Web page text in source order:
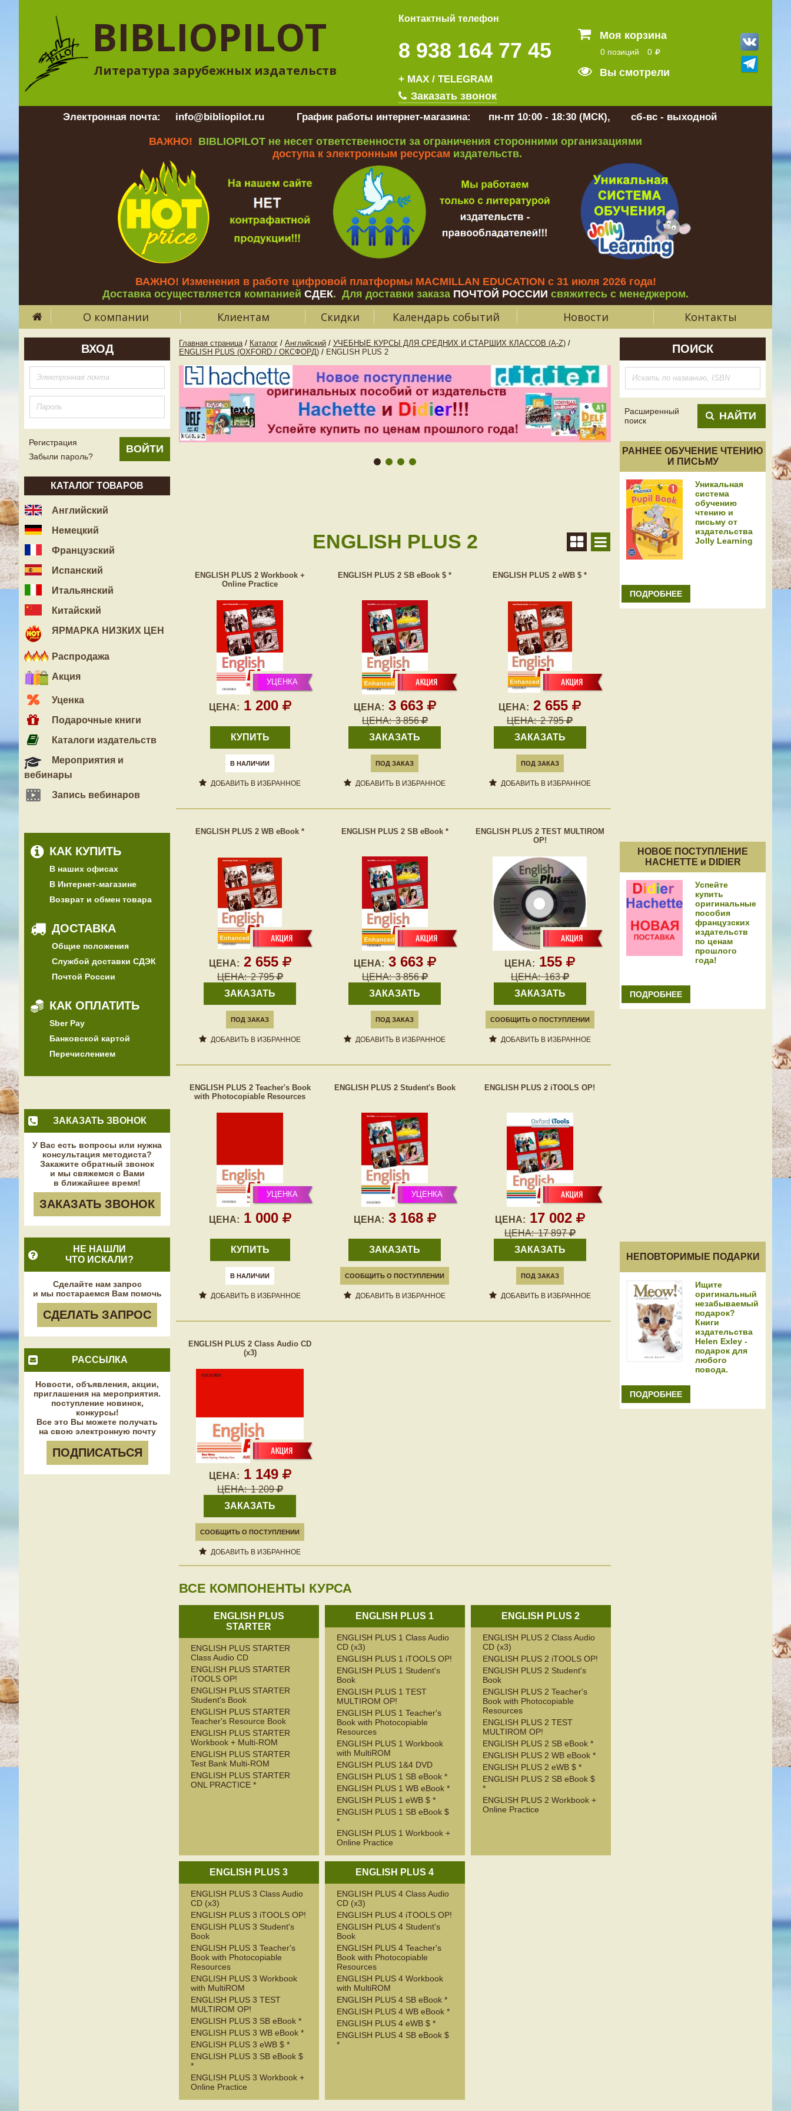
BIBLIOPILOT
Литература зарубежных издательств
Контактный телефон
8 938 164 77 45
+ MAX / TELEGRAM
Заказать звонок
Моя корзина
0 позиций 0
Вы смотрели
Электронная почта: info@bibliopilot.ru График работы интернет-магазина: пн-пт 10:00 - 18:30 (МСК), сб-вс - выходной
ВАЖНО! BIBLIOPILOT не несет ответственности за ограничения сторонними организациями
доступа к электронным ресурсам издательств.
ВАЖНО! Изменения в работе цифровой платформы MACMILLAN EDUCATION с 31 июля 2026 года!
Доставка осуществляется компанией СДЕК. Для доставки заказа ПОЧТОЙ РОССИИ свяжитесь с менеджером.
О компании Клиентам Скидки Календарь событий Новости Контакты
ВХОД
Регистрация
Забыли пароль?
КАТАЛОГ ТОВАРОВ
Английский
Немецкий
Французский
Испанский
Итальянский
Китайский
ЯРМАРКА НИЗКИХ ЦЕН
Распродажа
Акция
Уценка
Подарочные книги
Каталоги издательств
Мероприятия и
вебинары
Запись вебинаров
КАК КУПИТЬ
В наших офисах
В Интернет-магазине
Возврат и обмен товара
ДОСТАВКА
Общие положения
Службой доставки СДЭК
Почтой России
КАК ОПЛАТИТЬ
Sber Pay
Банковской картой
Перечислением
ЗАКАЗАТЬ ЗВОНОК
У Вас есть вопросы или нужна
консультация методиста?
Закажите обратный звонок
и мы свяжемся с Вами
в ближайшее время!
ЗАКАЗАТЬ ЗВОНОК
НЕ НАШЛИ
ЧТО ИСКАЛИ?
Сделайте нам запрос
и мы постараемся Вам помочь
СДЕЛАТЬ ЗАПРОС
РАССЫЛКА
Новости, объявления, акции,
приглашения на мероприятия.
поступление новинок,
конкурсы!
Все это Вы можете получать
на свою электронную почту
ПОДПИСАТЬСЯ
Главная страница / Каталог / Английский / УЧЕБНЫЕ КУРСЫ ДЛЯ СРЕДНИХ И СТАРШИХ КЛАССОВ (A-Z) /
ENGLISH PLUS (OXFORD / ОКСФОРД) / ENGLISH PLUS 2
ENGLISH PLUS 2
ENGLISH PLUS 2 Workbook +
Online Practice
УЦЕНКА
ЦЕНА: 1 200
КУПИТЬ
В НАЛИЧИИ
ДОБАВИТЬ В ИЗБРАННОЕ
ENGLISH PLUS 2 SB eBook $ *
ЦЕНА: 3 663
ЦЕНА: 3 856
ЗАКАЗАТЬ
ПОД ЗАКАЗ
ДОБАВИТЬ В ИЗБРАННОЕ
ENGLISH PLUS 2 eWB $ *
ЦЕНА: 2 655
ЦЕНА: 2 795
ЗАКАЗАТЬ
ПОД ЗАКАЗ
ДОБАВИТЬ В ИЗБРАННОЕ
ENGLISH PLUS 2 WB eBook *
ЦЕНА: 2 655
ЦЕНА: 2 795
ЗАКАЗАТЬ
ПОД ЗАКАЗ
ДОБАВИТЬ В ИЗБРАННОЕ
ENGLISH PLUS 2 SB eBook *
ЦЕНА: 3 663
ЦЕНА: 3 856
ЗАКАЗАТЬ
ПОД ЗАКАЗ
ДОБАВИТЬ В ИЗБРАННОЕ
ENGLISH PLUS 2 TEST MULTIROM
OP!
ЦЕНА: 155
ЦЕНА: 163
ЗАКАЗАТЬ
СООБЩИТЬ О ПОСТУПЛЕНИИ
ДОБАВИТЬ В ИЗБРАННОЕ
ENGLISH PLUS 2 Teacher's Book
with Photocopiable Resources
УЦЕНКА
ЦЕНА: 1 000
КУПИТЬ
В НАЛИЧИИ
ДОБАВИТЬ В ИЗБРАННОЕ
ENGLISH PLUS 2 Student's Book
УЦЕНКА
ЦЕНА: 3 168
ЗАКАЗАТЬ
СООБЩИТЬ О ПОСТУПЛЕНИИ
ДОБАВИТЬ В ИЗБРАННОЕ
ENGLISH PLUS 2 iTOOLS OP!
ЦЕНА: 17 002
ЦЕНА: 17 897
ЗАКАЗАТЬ
ПОД ЗАКАЗ
ДОБАВИТЬ В ИЗБРАННОЕ
ENGLISH PLUS 2 Class Audio CD
(x3)
ЦЕНА: 1 149
ЦЕНА: 1 209
ЗАКАЗАТЬ
СООБЩИТЬ О ПОСТУПЛЕНИИ
ДОБАВИТЬ В ИЗБРАННОЕ
ВСЕ КОМПОНЕНТЫ КУРСА
ENGLISH PLUS
STARTER
ENGLISH PLUS STARTER
Class Audio CD
ENGLISH PLUS STARTER
iTOOLS OP!
ENGLISH PLUS STARTER
Student's Book
ENGLISH PLUS STARTER
Teacher's Resource Book
ENGLISH PLUS STARTER
Workbook + Multi-ROM
ENGLISH PLUS STARTER
Test Bank Multi-ROM
ENGLISH PLUS STARTER
ONL PRACTICE *
ENGLISH PLUS 1
ENGLISH PLUS 1 Class Audio
CD (x3)
ENGLISH PLUS 1 iTOOLS OP!
ENGLISH PLUS 1 Student's
Book
ENGLISH PLUS 1 TEST
MULTIROM OP!
ENGLISH PLUS 1 Teacher's
Book with Photocopiable
Resources
ENGLISH PLUS 1 Workbook
with MultiROM
ENGLISH PLUS 1&4 DVD
ENGLISH PLUS 1 SB eBook *
ENGLISH PLUS 1 WB eBook *
ENGLISH PLUS 1 eWB $ *
ENGLISH PLUS 1 SB eBook $
*
ENGLISH PLUS 1 Workbook +
Online Practice
ENGLISH PLUS 2
ENGLISH PLUS 2 Class Audio
CD (x3)
ENGLISH PLUS 2 iTOOLS OP!
ENGLISH PLUS 2 Student's
Book
ENGLISH PLUS 2 Teacher's
Book with Photocopiable
Resources
ENGLISH PLUS 2 TEST
MULTIROM OP!
ENGLISH PLUS 2 SB eBook *
ENGLISH PLUS 2 WB eBook *
ENGLISH PLUS 2 eWB $ *
ENGLISH PLUS 2 SB eBook $
*
ENGLISH PLUS 2 Workbook +
Online Practice
ENGLISH PLUS 3
ENGLISH PLUS 3 Class Audio
CD (x3)
ENGLISH PLUS 3 iTOOLS OP!
ENGLISH PLUS 3 Student's
Book
ENGLISH PLUS 3 Teacher's
Book with Photocopiable
Resources
ENGLISH PLUS 3 Workbook
with MultiROM
ENGLISH PLUS 3 TEST
MULTIROM OP!
ENGLISH PLUS 3 SB eBook *
ENGLISH PLUS 3 WB eBook *
ENGLISH PLUS 3 eWB $ *
ENGLISH PLUS 3 SB eBook $
*
ENGLISH PLUS 3 Workbook +
Online Practice
ENGLISH PLUS 4
ENGLISH PLUS 4 Class Audio
CD (x3)
ENGLISH PLUS 4 iTOOLS OP!
ENGLISH PLUS 4 Student's
Book
ENGLISH PLUS 4 Teacher's
Book with Photocopiable
Resources
ENGLISH PLUS 4 Workbook
with MultiROM
ENGLISH PLUS 4 SB eBook *
ENGLISH PLUS 4 WB eBook *
ENGLISH PLUS 4 eWB $ *
ENGLISH PLUS 4 SB eBook $
*
ПОИСК
Расширенный
поиск
НАЙТИ
РАННЕЕ ОБУЧЕНИЕ ЧТЕНИЮ
И ПИСЬМУ
Уникальная
система
обучению
чтению и
письму от
издательства
Jolly Learning
ПОДРОБНЕЕ
НОВОЕ ПОСТУПЛЕНИЕ
HACHETTE и DIDIER
Успейте
купить
оригинальные
пособия
французских
издательств
по ценам
прошлого
года!
ПОДРОБНЕЕ
НЕПОВТОРИМЫЕ ПОДАРКИ
Ищите
оригинальный
незабываемый
подарок?
Книги
издательства
Helen Exley -
подарок для
любого
повода.
ПОДРОБНЕЕ